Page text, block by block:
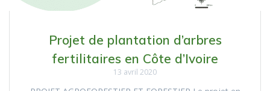
Projet de plantation d’arbres
fertilitaires en Côte d’Ivoire
13 avril 2020